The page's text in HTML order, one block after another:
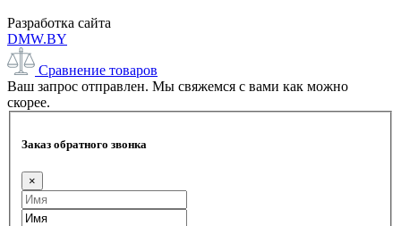
Разработка сайта
DMW.BY
Сравнение товаров
Ваш запрос отправлен. Мы свяжемся с вами как можно
скорее.
Заказ обратного звонка
×